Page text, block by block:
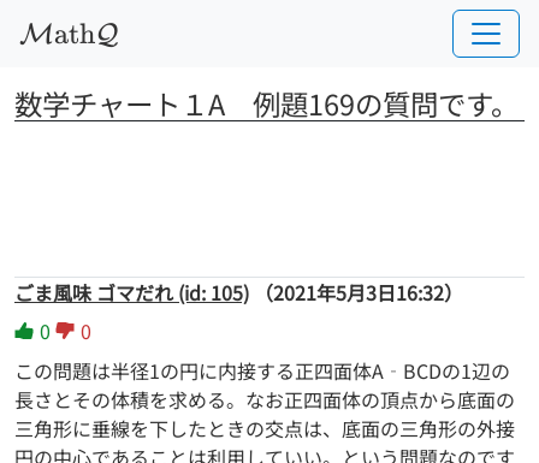
MathQ
数学チャート１A　例題169の質問です。
ごま風味 ゴマだれ (id: 105)
（2021年5月3日16:32）
0
0
この問題は半径1の円に内接する正四面体A‐BCDの1辺の
長さとその体積を求める。なお正四面体の頂点から底面の
三角形に垂線を下したときの交点は、底面の三角形の外接
円の中心であることは利用していい。という問題なのです